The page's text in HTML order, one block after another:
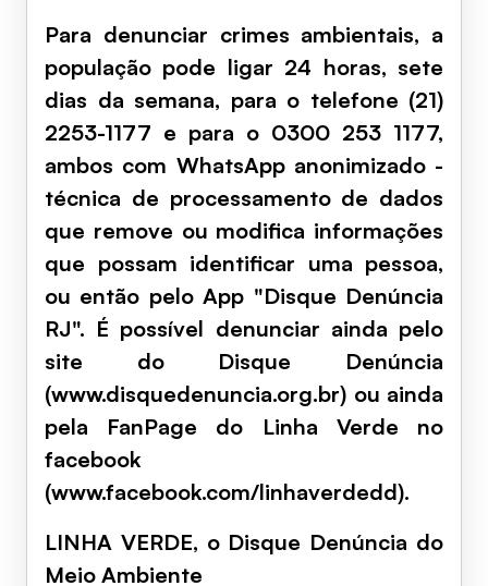
Para denunciar crimes ambientais, a
população pode ligar 24 horas, sete
dias da semana, para o telefone (21)
2253-1177 e para o 0300 253 1177,
ambos com WhatsApp anonimizado -
técnica de processamento de dados
que remove ou modifica informações
que possam identificar uma pessoa,
ou então pelo App "Disque Denúncia
RJ". É possível denunciar ainda pelo
site do Disque Denúncia
(www.disquedenuncia.org.br) ou ainda
pela FanPage do Linha Verde no
facebook
(www.facebook.com/linhaverdedd).
LINHA VERDE, o Disque Denúncia do
Meio Ambiente